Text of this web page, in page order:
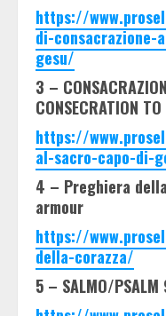
https://
di-consacrazione-
gesu/
3 –
CONSECRATION
https://
al-sacro-capo-di-
4 – Preghiera
armour
https://
della-corazza/
5 – SALMO/PSALM